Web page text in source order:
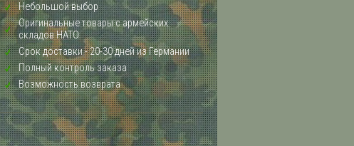
Небольшой выбор
Оригинальные товары с армейских
складов НАТО
Срок доставки - 20-30 дней из Германии
Полный контроль заказа
Возможность возврата